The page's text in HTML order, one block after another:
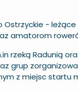
- leżące
amatorom
rzeką Radunią
grup
z miejsc startu